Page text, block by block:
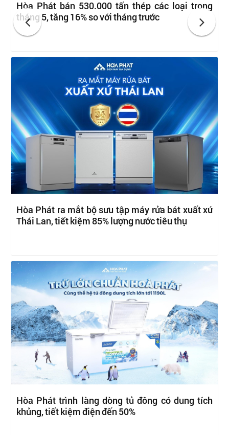
Hòa Phát bán 530.000 tấn thép các loại trong
tháng 5, tăng 16% so với tháng trước
Hòa Phát ra mắt bộ sưu tập máy rửa bát xuất xứ
Thái Lan, tiết kiệm 85% lượng nước tiêu thụ
Hòa Phát trình làng dòng tủ đông có dung tích
khủng, tiết kiệm điện đến 50%